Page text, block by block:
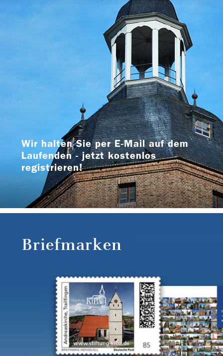
Wir halten Sie per E-Mail auf dem
Laufenden - jetzt kostenlos
registrieren!
Briefmarken